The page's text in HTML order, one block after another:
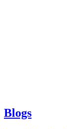
Blogs